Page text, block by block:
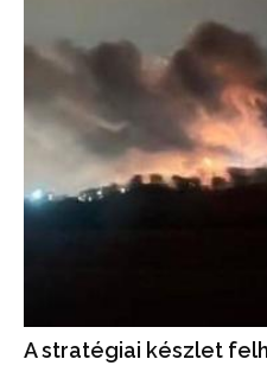
A stratégiai készlet